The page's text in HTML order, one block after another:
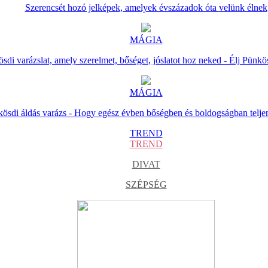
Szerencsét hozó jelképek, amelyek évszázadok óta velünk élnek
MÁGIA
varázslat, amely szerelmet, bőséget, jóslatot hoz neked - Élj
MÁGIA
áldás varázs - Hogy egész évben bőségben és boldogságban
TREND
TREND
DIVAT
SZÉPSÉG